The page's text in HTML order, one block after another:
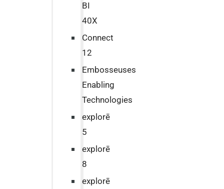
BI
40X
Connect
12
Embosseuses
Enabling
Technologies
explorē
5
explorē
8
explorē